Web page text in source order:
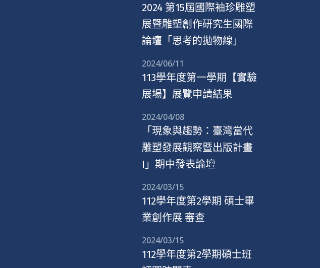
2024 第15屆國際袖珍雕塑
展暨雕塑創作研究生國際
論壇「思考的拋物線」
2024/06/11
113學年度第一學期【實驗
展場】展覽申請結果
2024/04/08
「現象與趨勢：臺灣當代
雕塑發展觀察暨出版計畫
I」期中發表論壇
2024/03/15
112學年度第2學期 碩士畢
業創作展 審查
2024/03/15
112學年度第2學期碩士班